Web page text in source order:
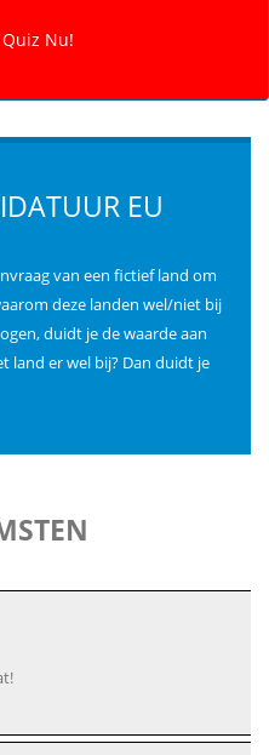
EU
van een fictief land om
deze landen wel/niet bij
duidt je de waarde aan
land er wel bij? Dan duidt je